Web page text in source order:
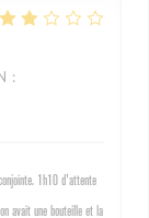
:
1h10 d'attente
avait une bouteille et la